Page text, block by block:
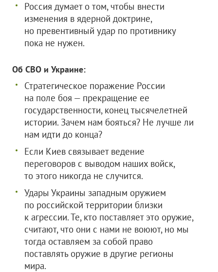
Россия думает о том, чтобы внести
изменения в ядерной доктрине,
но превентивный удар по противнику
пока не нужен.
Об СВО и Украине:
Стратегическое поражение России
на поле боя — прекращение ее
государственности, конец тысячелетней
истории. Зачем нам бояться? Не лучше ли
нам идти до конца?
Если Киев связывает ведение
переговоров с выводом наших войск,
то этого никогда не случится.
Удары Украины западным оружием
по российской территории близки
к агрессии. Те, кто поставляет это оружие,
считают, что они с нами не воюют, но мы
тогда оставляем за собой право
поставлять оружие в другие регионы
мира.